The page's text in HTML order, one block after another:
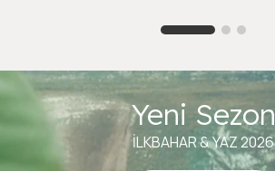
Yeni Sezon
İLKBAHAR & YAZ 2026